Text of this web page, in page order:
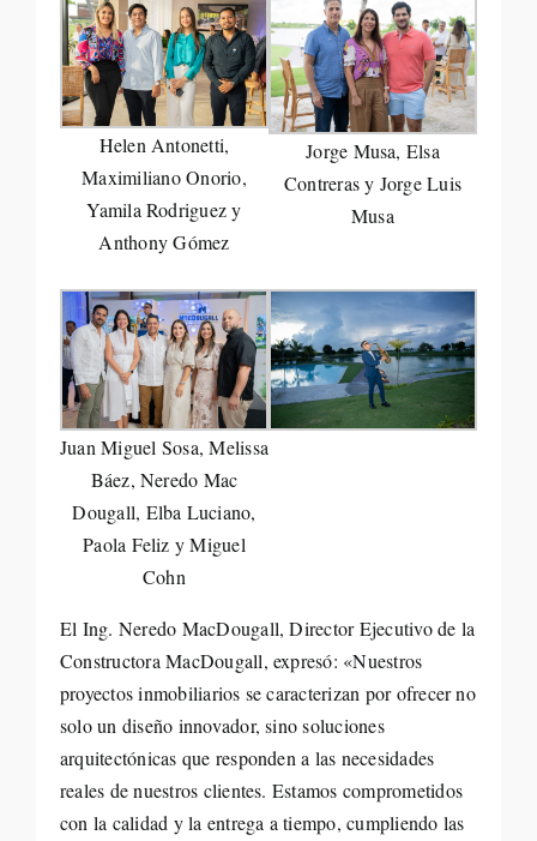
Helen Antonetti,
Maximiliano Onorio,
Yamila Rodriguez y
Anthony Gómez
Jorge Musa, Elsa
Contreras y Jorge Luis
Musa
Juan Miguel Sosa, Melissa
Báez, Neredo Mac
Dougall, Elba Luciano,
Paola Feliz y Miguel
Cohn
El Ing. Neredo MacDougall, Director Ejecutivo de la
Constructora MacDougall, expresó: «Nuestros
proyectos inmobiliarios se caracterizan por ofrecer no
solo un diseño innovador, sino soluciones
arquitectónicas que responden a las necesidades
reales de nuestros clientes. Estamos comprometidos
con la calidad y la entrega a tiempo, cumpliendo las